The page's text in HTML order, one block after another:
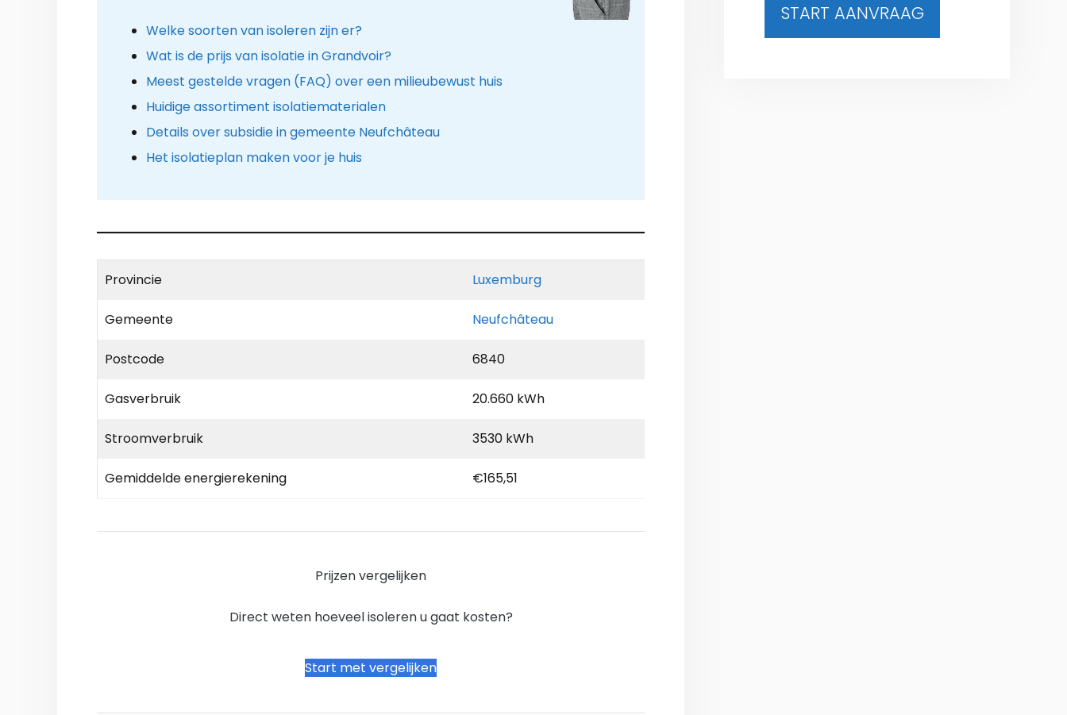
Welke soorten van isoleren zijn er?
Wat is de prijs van isolatie in Grandvoir?
Meest gestelde vragen (FAQ) over een milieubewust huis
Huidige assortiment isolatiematerialen
Details over subsidie in gemeente Neufchâteau
Het isolatieplan maken voor je huis
Provincie Luxemburg
Gemeente Neufchâteau
Postcode 6840
Gasverbruik 20.660 kWh
Stroomverbruik 3530 kWh
Gemiddelde energierekening €165,51
Prijzen vergelijken
Direct weten hoeveel isoleren u gaat kosten?
Start met vergelijken
START AANVRAAG